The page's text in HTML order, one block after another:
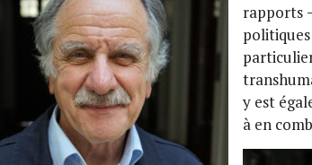
rapports
y est
à en